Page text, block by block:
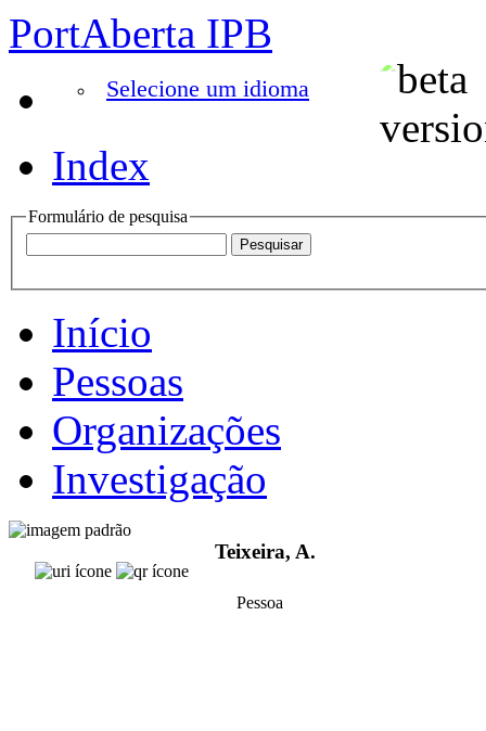
PortAberta IPB
Selecione um idioma
Index
Formulário de pesquisa
Início
Pessoas
Organizações
Investigação
Teixeira, A.
Pessoa